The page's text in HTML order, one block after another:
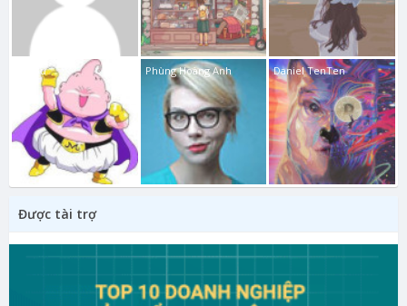
Ma Bư Phùng Hoàng Anh Daniel TenTen
Được tài trợ